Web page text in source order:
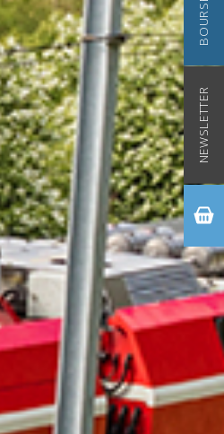
NEWSLETTER